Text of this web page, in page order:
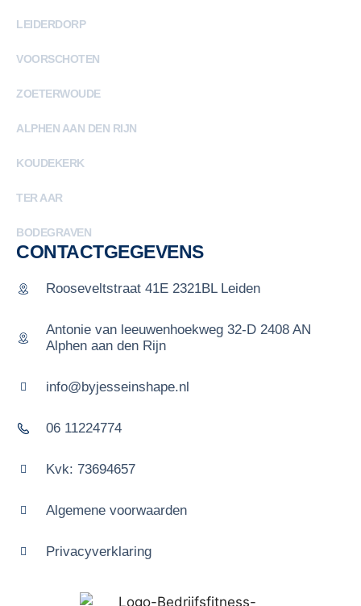
LEIDERDORP
VOORSCHOTEN
ZOETERWOUDE
ALPHEN AAN DEN RIJN
KOUDEKERK
TER AAR
BODEGRAVEN
CONTACTGEGEVENS
Rooseveltstraat 41E 2321BL Leiden
Antonie van leeuwenhoekweg 32-D 2408 AN
Alphen aan den Rijn
info@byjesseinshape.nl
06 11224774
Kvk: 73694657
Algemene voorwaarden
Privacyverklaring